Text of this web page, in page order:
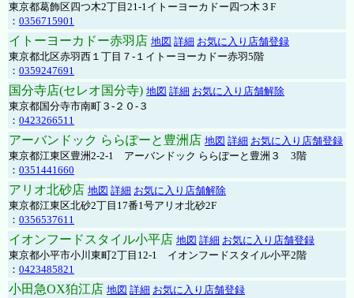
東京都葛飾区四つ木2丁目21-1イトーヨーカドー四つ木３F
： 0356715901
イトーヨーカドー赤羽店 地図 詳細 お気に入り店舗登録
東京都北区赤羽西１丁目７-１イトーヨーカドー赤羽5階
： 0359247691
国分寺店(セレオ国分寺) 地図 詳細 お気に入り店舗解除
東京都国分寺市南町３-２０-３
： 0423266511
アーバンドック ららぽーと豊洲店 地図 詳細 お気に入り店舗登録
東京都江東区豊洲2-2-1 アーバンドック ららぽーと豊洲３ 3階
： 0351441660
アリオ北砂店 地図 詳細 お気に入り店舗解除
東京都江東区北砂2丁目17番1号アリオ北砂2F
： 0356537611
イオンフードスタイル小平店 地図 詳細 お気に入り店舗登録
東京都小平市小川東町2丁目12-1 イオンフードスタイル小平2階
： 0423485821
小田急OX狛江店 地図 詳細 お気に入り店舗登録